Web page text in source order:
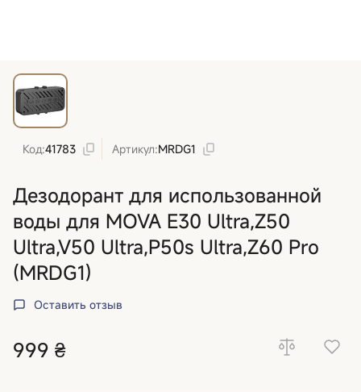
Код:41783 Артикул:MRDG1
Дезодорант для использованной
воды для MOVA E30 Ultra,Z50
Ultra,V50 Ultra,P50s Ultra,Z60 Pro
(MRDG1)
Оставить отзыв
999 ₴